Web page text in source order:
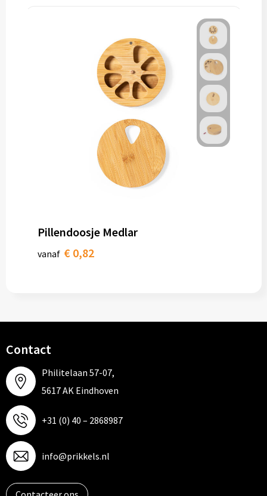
Pillendoosje Medlar
vanaf € 0,82
Contact
Philitelaan 57-07,
5617 AK Eindhoven
+31 (0) 40 – 2868987
info@prikkels.nl